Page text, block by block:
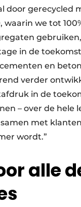
door gerecycled
waarin we tot
in de
en
verder
in de
– over de hele
met
wordt.”
alle